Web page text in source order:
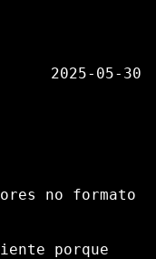
2025-05-30
no formato
porque